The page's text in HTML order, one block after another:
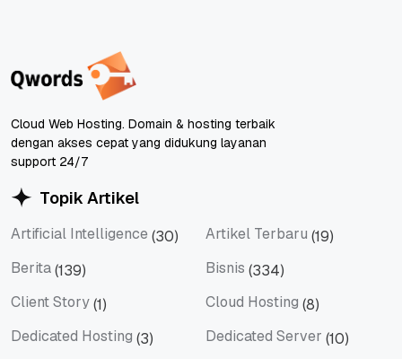
Cloud Web Hosting. Domain & hosting terbaik
dengan akses cepat yang didukung layanan
support 24/7
Topik Artikel
Artificial Intelligence (30) Artikel Terbaru (19)
Berita(139) Bisnis (334)
Client Story(1) Cloud Hosting (8)
Dedicated Hosting (3) Dedicated Server (10)